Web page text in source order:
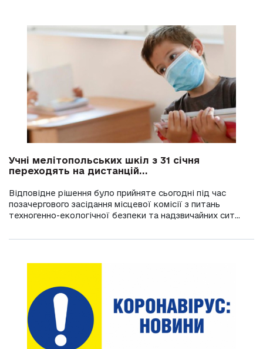
Учні мелітопольських шкіл з 31 січня
переходять на дистанцій...
Відповідне рішення було прийняте сьогодні під час
позачергового засідання місцевої комісії з питань
техногенно-екологічної безпеки та надзвичайних сит...